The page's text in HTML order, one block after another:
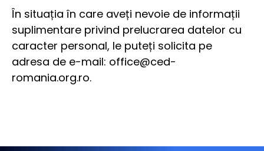
În situația în care aveți nevoie de informații
suplimentare privind prelucrarea datelor cu
caracter personal, le puteți solicita pe
adresa de e-mail: office@ced-
romania.org.ro.